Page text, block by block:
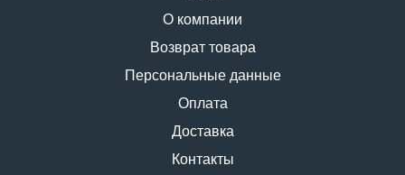
О компании
Возврат товара
Персональные данные
Оплата
Доставка
Контакты